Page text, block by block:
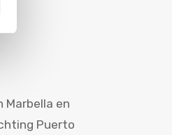
en
Puerto